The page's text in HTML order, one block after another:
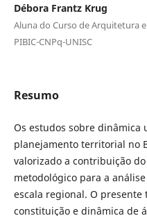
Débora Frantz Krug
Aluna do Curso de Arquitetura
PIBIC-CNPq-UNISC
Resumo
Os estudos sobre dinâmica
planejamento territorial no
valorizado a contribuição
metodológico para a
escala regional. O
constituição e dinâmica de